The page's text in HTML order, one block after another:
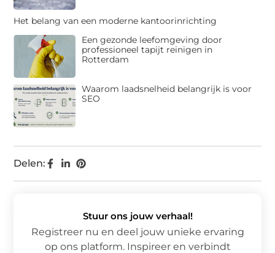
Delen:
Het belang van een moderne kantoorinrichting
Een gezonde leefomgeving door
professioneel tapijt reinigen in
Rotterdam
Waarom laadsnelheid belangrijk is voor
SEO
Stuur ons jouw verhaal!
Registreer nu en deel jouw unieke ervaring
op ons platform. Inspireer en verbindt